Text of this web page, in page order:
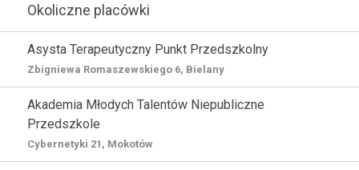
Okoliczne placówki
Asysta Terapeutyczny Punkt Przedszkolny
Zbigniewa Romaszewskiego 6, Bielany
Akademia Młodych Talentów Niepubliczne
Przedszkole
Cybernetyki 21, Mokotów